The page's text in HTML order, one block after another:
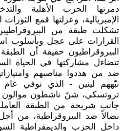
دمرتها الحرب الأهلية
الإمبريالية، وعزلتها قمع
تشكلت طبقة من البيروقراطيين
القرارات على عجل وبأسلوب
البيروقراطيون حقيقة أن
تتضاءل مشاركتها في الحياة
ضد من هددوا مناصبهم
تروتسكي، شنّ ناشطون موالون
جانب شريحة من الطبقة
نضالاً ضد البيروقراطية، من
داخل الحزب والديمقراطية